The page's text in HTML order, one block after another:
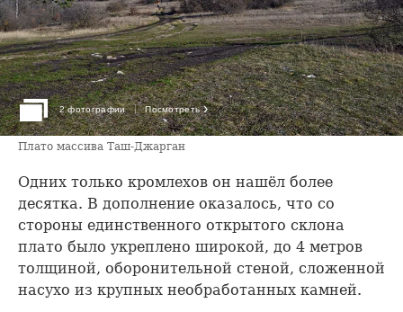
2 фотографии Посмотреть ›
Плато массива Таш-Джарган
Одних только кромлехов он нашёл более
десятка. В дополнение оказалось, что со
стороны единственного открытого склона
плато было укреплено широкой, до 4 метров
толщиной, оборонительной стеной, сложенной
насухо из крупных необработанных камней.